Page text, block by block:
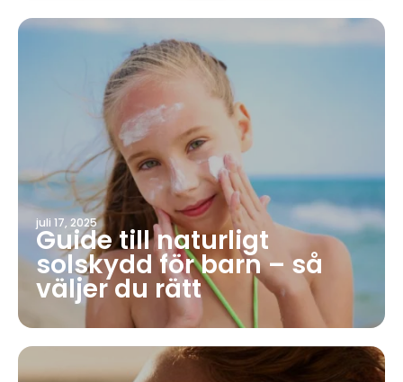
juli 17, 2025
Guide till naturligt
solskydd för barn – så
väljer du rätt